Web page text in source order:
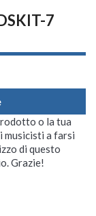
7
o la tua
musicisti a farsi
di questo
Grazie!